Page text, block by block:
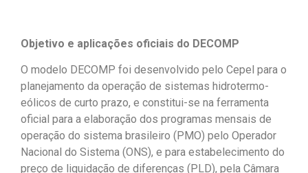
Objetivo e aplicações oficiais do DECOMP
O modelo DECOMP foi desenvolvido pelo Cepel para o
planejamento da operação de sistemas hidrotermo-
eólicos de curto prazo, e constitui-se na ferramenta
oficial para a elaboração dos programas mensais de
operação do sistema brasileiro (PMO) pelo Operador
Nacional do Sistema (ONS), e para estabelecimento do
preço de liquidação de diferenças (PLD), pela Câmara